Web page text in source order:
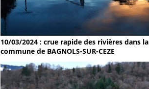
10/03/2024 : crue rapide des rivières dans la
commune de BAGNOLS-SUR-CEZE